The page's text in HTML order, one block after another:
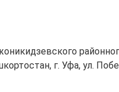
г. Уфа, ул.